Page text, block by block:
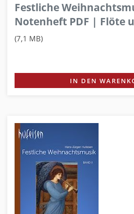
Festliche
Notenheft PDF | Flöte
(7,1 MB)
IN DEN